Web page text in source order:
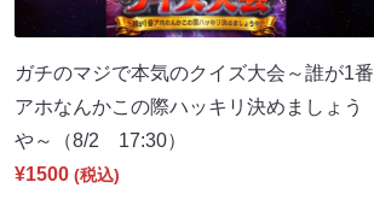
ガチのマジで本気のクイズ大会～誰が1番
アホなんかこの際ハッキリ決めましょう
や～（8/2 17:30）
¥1500 (税込)